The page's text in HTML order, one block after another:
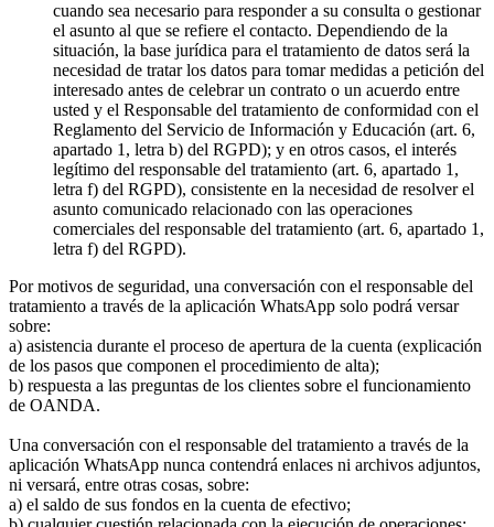
cuando sea necesario para responder a su consulta o gestionar
el asunto al que se refiere el contacto. Dependiendo de la
situación, la base jurídica para el tratamiento de datos será la
necesidad de tratar los datos para tomar medidas a petición del
interesado antes de celebrar un contrato o un acuerdo entre
usted y el Responsable del tratamiento de conformidad con el
Reglamento del Servicio de Información y Educación (art. 6,
apartado 1, letra b) del RGPD); y en otros casos, el interés
legítimo del responsable del tratamiento (art. 6, apartado 1,
letra f) del RGPD), consistente en la necesidad de resolver el
asunto comunicado relacionado con las operaciones
comerciales del responsable del tratamiento (art. 6, apartado 1,
letra f) del RGPD).
Por motivos de seguridad, una conversación con el responsable del
tratamiento a través de la aplicación WhatsApp solo podrá versar
sobre:
a) asistencia durante el proceso de apertura de la cuenta (explicación
de los pasos que componen el procedimiento de alta);
b) respuesta a las preguntas de los clientes sobre el funcionamiento
de OANDA.
Una conversación con el responsable del tratamiento a través de la
aplicación WhatsApp nunca contendrá enlaces ni archivos adjuntos,
ni versará, entre otras cosas, sobre:
a) el saldo de sus fondos en la cuenta de efectivo;